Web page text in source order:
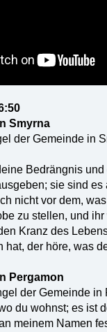
Smyrna
der Gemeinde in
Bedrängnis
sie sind
nicht vor dem,
zu stellen, und
Kranz des
hat, der höre, was
Pergamon
der Gemeinde
du wohnst; es ist
meinem Namen